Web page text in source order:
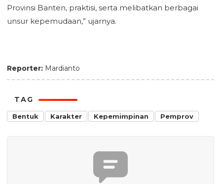
Provinsi Banten, praktisi, serta melibatkan berbagai
unsur kepemudaan,” ujarnya.
Reporter: Mardianto
TAG
Bentuk Karakter Kepemimpinan Pemprov